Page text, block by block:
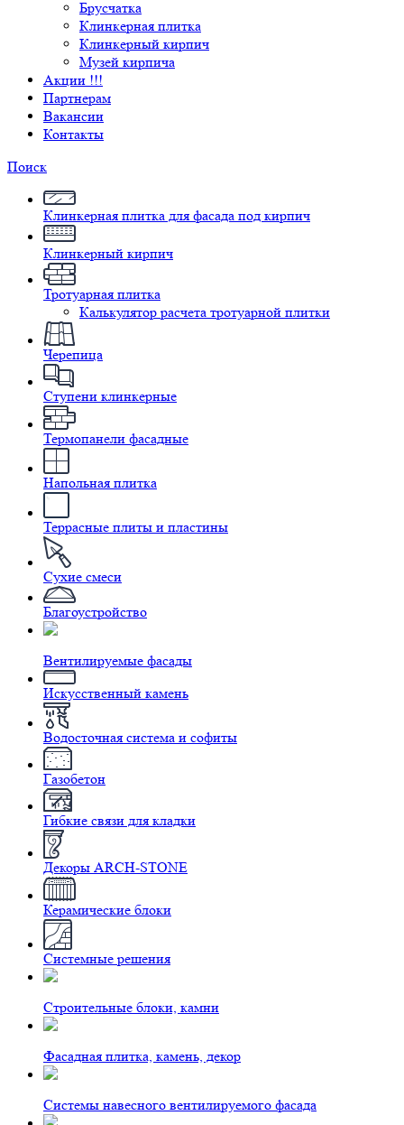
Брусчатка
Клинкерная плитка
Клинкерный кирпич
Музей кирпича
Акции !!!
Партнерам
Вакансии
Контакты
Поиск
Клинкерная плитка для фасада под кирпич
Клинкерный кирпич
Тротуарная плитка
Калькулятор расчета тротуарной плитки
Черепица
Ступени клинкерные
Термопанели фасадные
Напольная плитка
Террасные плиты и пластины
Сухие смеси
Благоустройство
Вентилируемые фасады
Искусственный камень
Водосточная система и софиты
Газобетон
Гибкие связи для кладки
Декоры ARCH-STONE
Керамические блоки
Системные решения
Строительные блоки, камни
Фасадная плитка, камень, декор
Системы навесного вентилируемого фасада